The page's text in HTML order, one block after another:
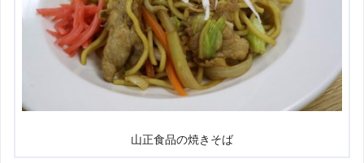
山正食品の焼きそば